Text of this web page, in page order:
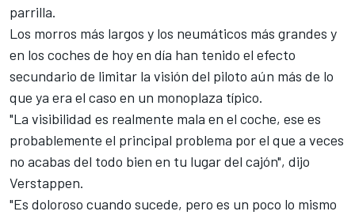
parrilla.
Los morros más largos y los neumáticos más grandes y
en los coches de hoy en día han tenido el efecto
secundario de limitar la visión del piloto aún más de lo
que ya era el caso en un monoplaza típico.
"La visibilidad es realmente mala en el coche, ese es
probablemente el principal problema por el que a veces
no acabas del todo bien en tu lugar del cajón", dijo
Verstappen.
"Es doloroso cuando sucede, pero es un poco lo mismo